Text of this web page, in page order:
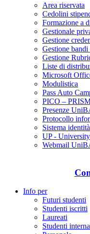
Area riservata
Cedolini
Formazione a
Gestionale
Gestione
Gestione
Gestione
Liste di
Microsoft
Modulistica
Pass Auto
PICO –
Presenze
Protocollo
Sistema
UP -
Webmail
Info per
Futuri studenti
Studenti iscritti
Laureati
Studenti